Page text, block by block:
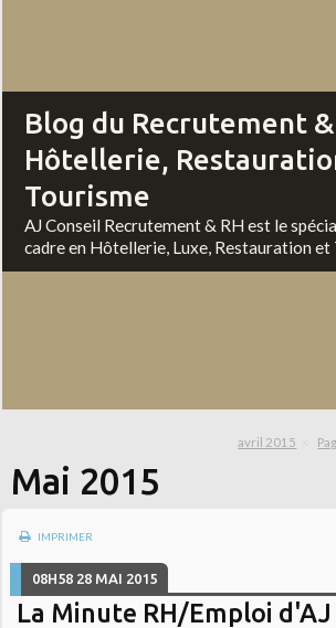
Blog du Recrutement &
Hôtellerie,
Tourisme
AJ Conseil Recrutement & RH est le
cadre en Hôtellerie, Luxe, Restauration et
avril 2015
Mai 2015
IMPRIMER
08H58 28 MAI 2015
La Minute RH/Emploi d'AJ